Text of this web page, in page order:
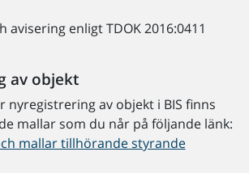
avisering enligt TDOK 2016:0411
av objekt
nyregistrering av objekt i BIS finns
mallar som du når på följande länk:
mallar tillhörande styrande